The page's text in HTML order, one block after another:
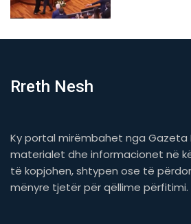
Rreth Nesh
Ky portal mirëmbahet nga Gazeta
materialet dhe informacionet në
të kopjohen, shtypen ose të
mënyre tjetër për qëllime përfitimi.